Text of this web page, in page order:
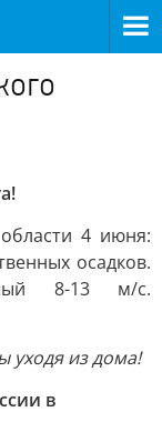
4 июня:
осадков.
8-13 м/с.
уходя из дома!
в